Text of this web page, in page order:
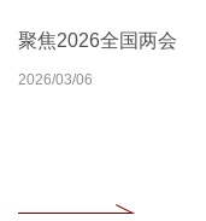
北京大学扎实开展树
2026/02/27
2026北京大学管理质
2026/03/30
北京大学深入学习贯
2025/10/24
聚焦2026全国两会
2026/03/06